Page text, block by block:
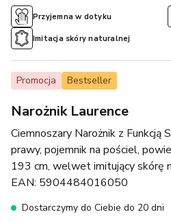
Promocja Bestseller
Narożnik Laurence
Ciemnoszary Narożnik z Funkcją
prawy, pojemnik na pościel,
193 cm, welwet imitujący skórę
EAN: 5904484016050
Dostarczymy do Ciebie do 20 dni
Przyjemna w dotyku
Imitacja skóry naturalnej